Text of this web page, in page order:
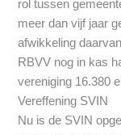
rol tussen
meer dan vijf jaar
afwikkeling
RBVV nog in kas
vereniging 16.380
Vereffening SVIN
Nu is de SVIN